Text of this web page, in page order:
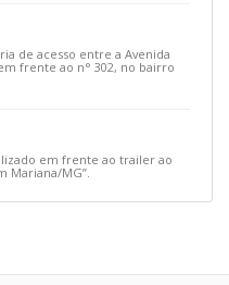
de acesso entre a Avenida
frente ao n° 302, no bairro
em frente ao trailer ao
Mariana/MG”.